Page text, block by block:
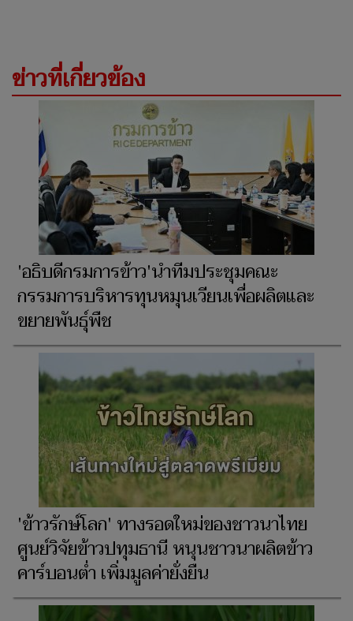
ข่าวที่เกี่ยวข้อง
'อธิบดีกรมการข้าว'นำทีมประชุมคณะ
กรรมการบริหารทุนหมุนเวียนเพื่อผลิตและ
ขยายพันธุ์พืช
'ข้าวรักษ์โลก' ทางรอดใหม่ของชาวนาไทย
ศูนย์วิจัยข้าวปทุมธานี หนุนชาวนาผลิตข้าว
คาร์บอนต่ำ เพิ่มมูลค่ายั่งยืน